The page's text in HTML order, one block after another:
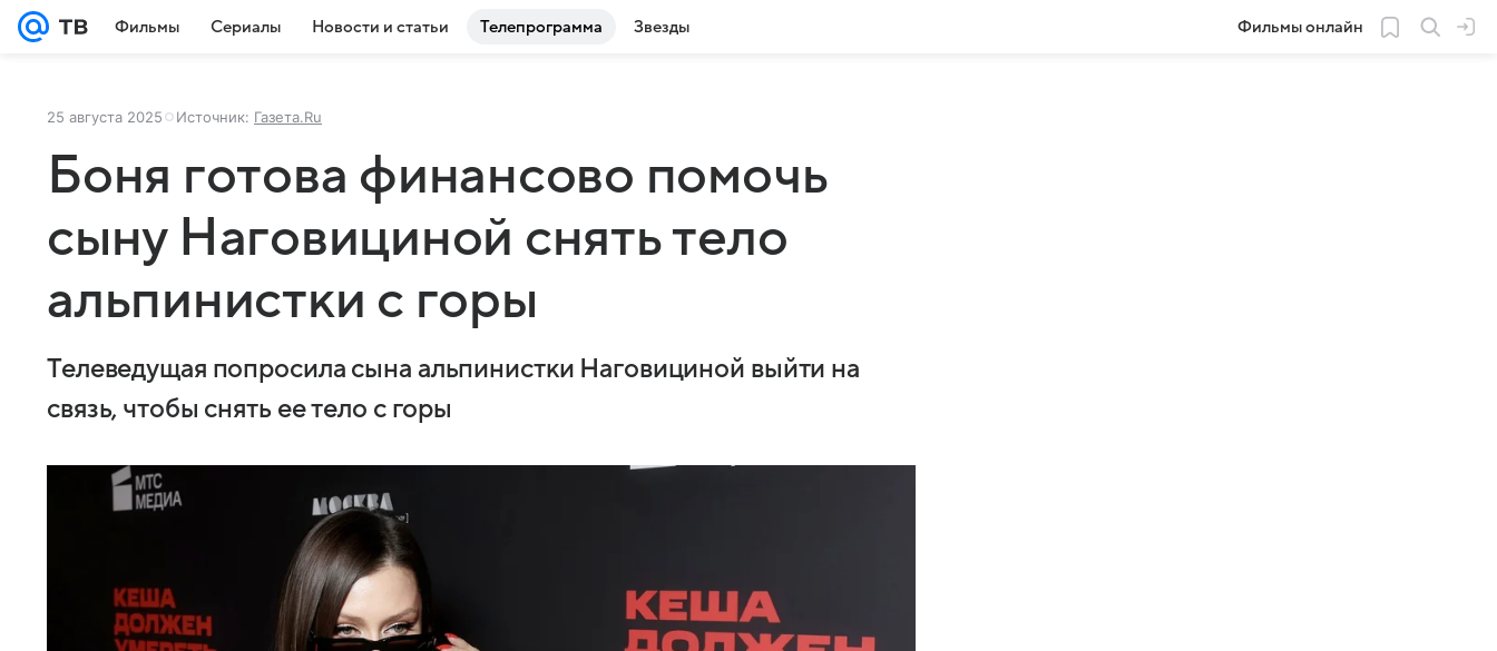
Фильмы Сериалы Новости и статьи Телепрограмма Звезды Фильмы онлайн
25 августа 2025 Источник: Газета.Ru
Боня готова финансово помочь
сыну Наговициной снять тело
альпинистки с горы
Телеведущая попросила сына альпинистки Наговициной выйти на
связь, чтобы снять ее тело с горы